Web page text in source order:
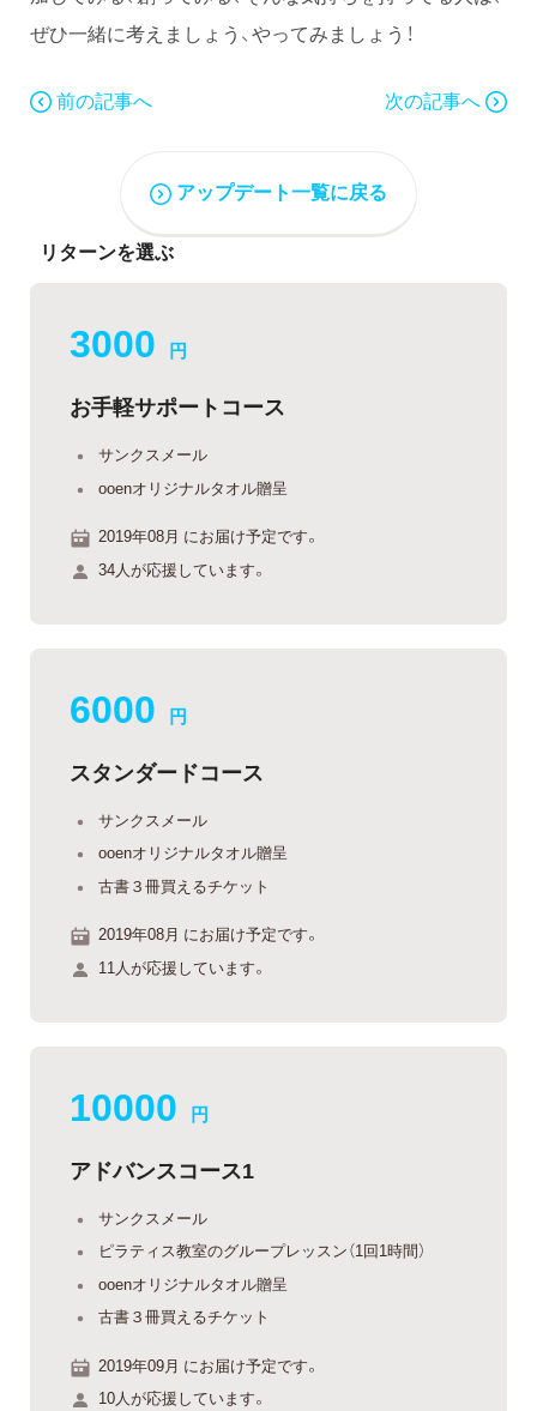
ぜひ一緒に考えましょう、やってみましょう！
前の記事へ 次の記事へ
アップデート一覧に戻る
リターンを選ぶ
3000 円
お手軽サポートコース
サンクスメール
ooenオリジナルタオル贈呈
2019年08月 にお届け予定です。
34人が応援しています。
6000 円
スタンダードコース
サンクスメール
ooenオリジナルタオル贈呈
古書３冊買えるチケット
2019年08月 にお届け予定です。
11人が応援しています。
10000 円
アドバンスコース1
サンクスメール
ピラティス教室のグループレッスン（1回1時間）
ooenオリジナルタオル贈呈
古書３冊買えるチケット
2019年09月 にお届け予定です。
10人が応援しています。